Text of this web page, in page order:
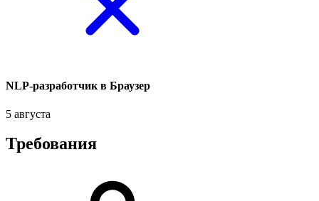
NLP-разработчик в Браузер
5 августа
Требования